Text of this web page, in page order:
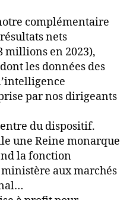
complémentaire
nets
millions en 2023),
les données des
par nos dirigeants
du dispositif.
une Reine monarque
la fonction
aux marchés